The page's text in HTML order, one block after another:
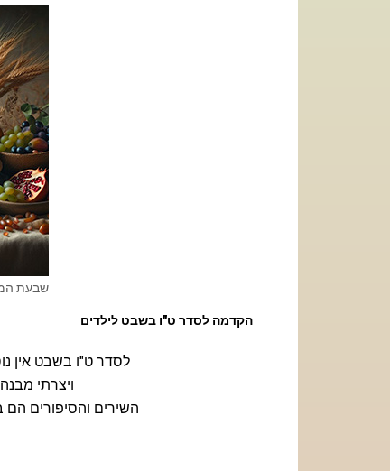
שבעת
הקדמה לסדר ט"ו בשבט לילדים
לסדר ט"ו בשבט אין
ויצרתי
השירים והסיפורים